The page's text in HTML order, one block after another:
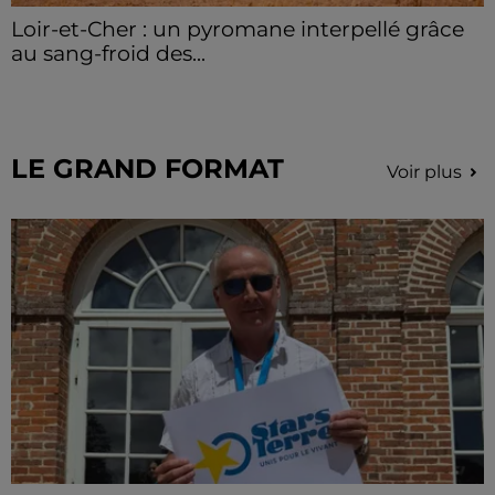
Loir-et-Cher : un pyromane interpellé grâce
au sang-froid des...
Grâce...
LE GRAND FORMAT Voir plus